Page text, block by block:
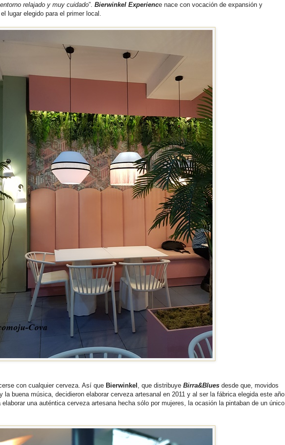
relajado y muy cuidado”. Bierwinkel Experience nace con vocación de expansión y
lugar elegido para el primer local.
con cualquier cerveza. Así que Bierwinkel , que distribuye Birra&Blues desde que, movidos
la buena música, decidieron elaborar cerveza artesanal en 2011 y al ser la fábrica elegida este año
elaborar una auténtica cerveza artesana hecha sólo por mujeres, la ocasión la pintaban de un único